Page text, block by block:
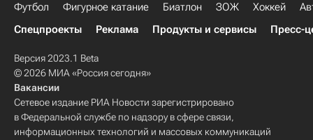
Футбол Фигурное катание Биатлон ЗОЖ Хоккей
Спецпроекты
Реклама Продукты и сервисы Пресс-
Версия 2023.1 Beta
© 2026 МИА «Россия сегодня»
Вакансии
Сетевое издание РИА Новости зарегистрировано
в Федеральной службе по надзору в сфере связи,
информационных технологий и массовых коммуникаций